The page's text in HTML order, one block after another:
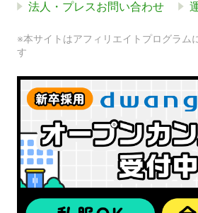
法人・プレスお問い合わせ
※本サイトはアフィリエイトプログラム
す